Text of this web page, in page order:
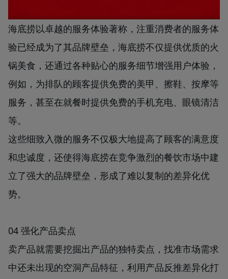
海底捞以卓越的服务体验著称，注重消费者的服务体
验已经成为了其品牌壁垒，海底捞不仅提供优质的火
锅美食，还通过各种贴心的服务细节增强用户体验，
例如，为排队的顾客提供免费的美甲、擦鞋、按摩等
服务，甚至在就餐时提供免费的手机充电、眼镜清洁
等。
这些细致入微的服务不仅极大地提高了顾客的满意度
和忠诚度，还使得海底捞在竞争激烈的餐饮市场中建
立了强大的品牌壁垒，形成了难以复制的差异化优
势。
04 强化产品卖点
卖产品就需要挖掘出产品的独特卖点，找准市场需求
中还未出现的空洞产品特征，利用产品反推差异化打